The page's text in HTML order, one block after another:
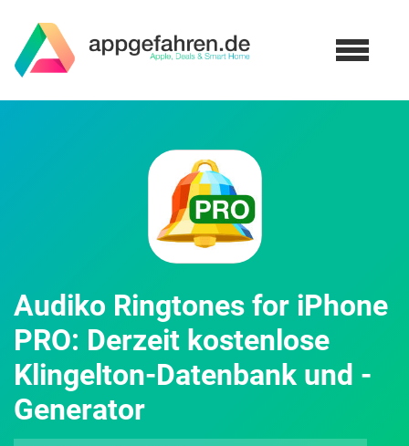
Audiko Ringtones for iPhone
PRO: Derzeit kostenlose
Klingelton-Datenbank und -
Generator